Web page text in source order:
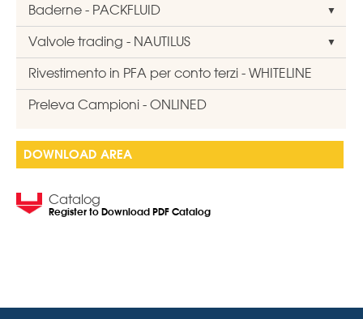
Baderne - PACKFLUID
Valvole trading - NAUTILUS
Rivestimento in PFA per conto terzi - WHITELINE
Preleva Campioni - ONLINED
DOWNLOAD AREA
Catalog
Register to Download PDF Catalog